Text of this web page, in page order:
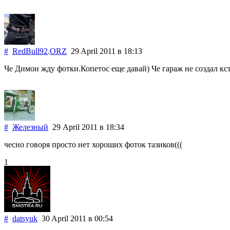
# RedBull92.ORZ 29 April 2011 в 18:13
Че Димон жду фотки.Копетос еще давай) Че гараж не создал
# Железный 29 April 2011 в 18:34
чесно говоря просто нет хороших фоток тазиков(((
1
# datsyuk 30 April 2011 в 00:54